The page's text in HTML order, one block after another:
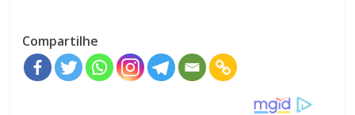
Compartilhe